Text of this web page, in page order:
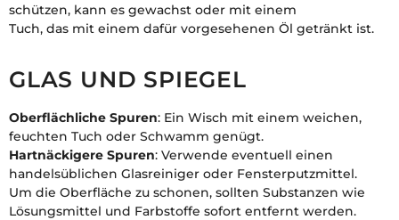
schützen, kann es gewachst oder mit einem
Tuch, das mit einem dafür vorgesehenen Öl getränkt ist.
GLAS UND SPIEGEL
Oberflächliche Spuren: Ein Wisch mit einem weichen,
feuchten Tuch oder Schwamm genügt.
Hartnäckigere Spuren: Verwende eventuell einen
handelsüblichen Glasreiniger oder Fensterputzmittel.
Um die Oberfläche zu schonen, sollten Substanzen wie
Lösungsmittel und Farbstoffe sofort entfernt werden.